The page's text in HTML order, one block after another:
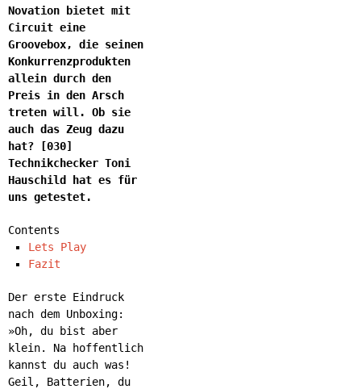
Novation bietet mit
Circuit eine
Groovebox, die seinen
Konkurrenzprodukten
allein durch den
Preis in den Arsch
treten will. Ob sie
auch das Zeug dazu
hat? [030]
Technikchecker Toni
Hauschild hat es für
uns getestet.
Contents
Lets Play
Fazit
Der erste Eindruck
nach dem Unboxing:
»Oh, du bist aber
klein. Na hoffentlich
kannst du auch was!
Geil, Batterien, du